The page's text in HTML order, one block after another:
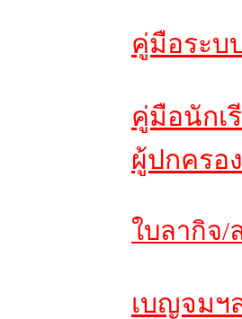
คู่มือระบ
คู่มือนักเ
ผู้ปกครอ
ใบลากิจ/
เบญจมฯ